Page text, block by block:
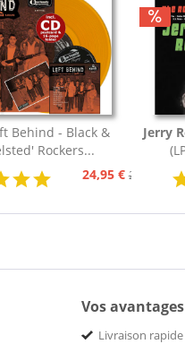
Behind - Black &
Rockers...
24,95 € 29,95 €
Jerry
Vos
Livraison rapide